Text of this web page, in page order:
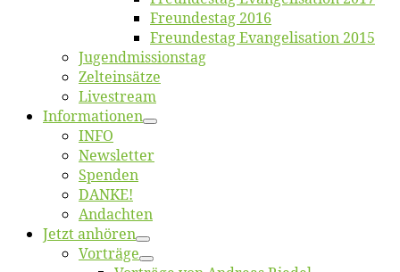
Freun­des­tag 2016
Freun­des­tag Evan­ge­li­sa­ti­on 2015
Jugend­mis­sions­tag
Zelt­ein­sät­ze
Live­stream
Informatio­nen
INFO
News­let­ter
Spen­den
DANKE!
An­dach­ten
Jetzt an­hö­ren
Vor­trä­ge